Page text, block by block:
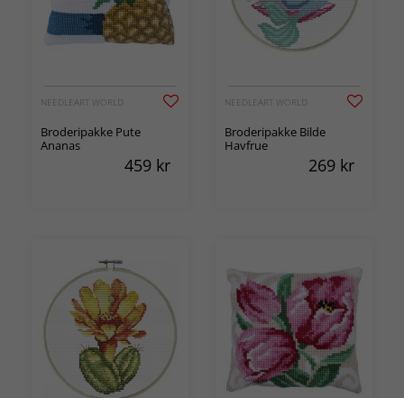
NEEDLEART WORLD
Broderipakke Pute
Ananas
459 kr
NEEDLEART WORLD
Broderipakke Bilde
Havfrue
269 kr